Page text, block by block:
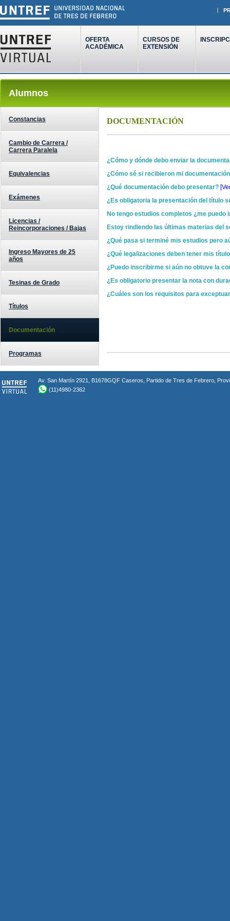
OFERTA
ACADÉMICA
CURSOS DE
EXTENSIÓN
Alumnos
Constancias
Cambio de Carrera /
Carrera Paralela
Equivalencias
Exámenes
Licencias /
Reincorporaciones / Bajas
Ingreso Mayores de 25
años
Tesinas de Grado
Títulos
Documentación
Programas
DOCUMENTACIÓN
¿Cómo y dónde debo enviar la
¿Cómo sé si recibieron mi
¿Qué documentación debo presentar?
¿Es obligatoria la presentación del título
No tengo estudios completos ¿me puedo
Estoy rindiendo las últimas materias del
¿Qué pasa si terminé mis estudios pero
¿Qué legalizaciones deben tener mis
¿Puedo inscribirme si aún no obtuve la
¿Es obligatorio presentar la nota con
¿Cuáles son los requisitos para
Av. San Martín 2921, B1678GQF Caseros, Partido de Tres de Febrero,
(11)4980-2362